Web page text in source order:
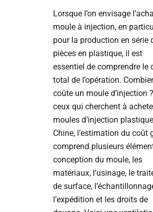
Lorsque l’on envisage
moule à injection, en
pour la production en série
pièces en plastique, il est
essentiel de comprendre le
total de l’opération.
coûte un moule d’injection
ceux qui cherchent à
moules d’injection
Chine, l’estimation du coût
comprend plusieurs
conception du moule, les
matériaux, l’usinage, le
de surface,
l’expédition et les droits de